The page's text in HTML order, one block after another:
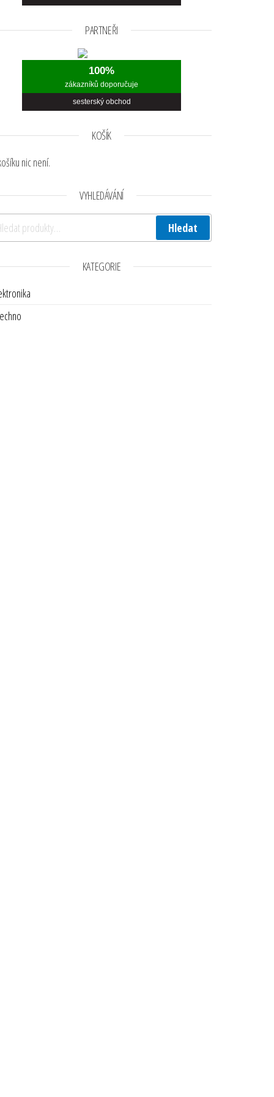
na stránce produktu
má více variant. Možnosti lze vybrat na stránce produktu
na stránce produktu
na stránce produktu
má více variant. Možnosti lze vybrat na stránce produktu
na stránce produktu
PARTNEŘI
100%
zákazníků doporučuje
sesterský obchod
KOŠÍK
nic není.
VYHLEDÁVÁNÍ
Hledat
KATEGORIE